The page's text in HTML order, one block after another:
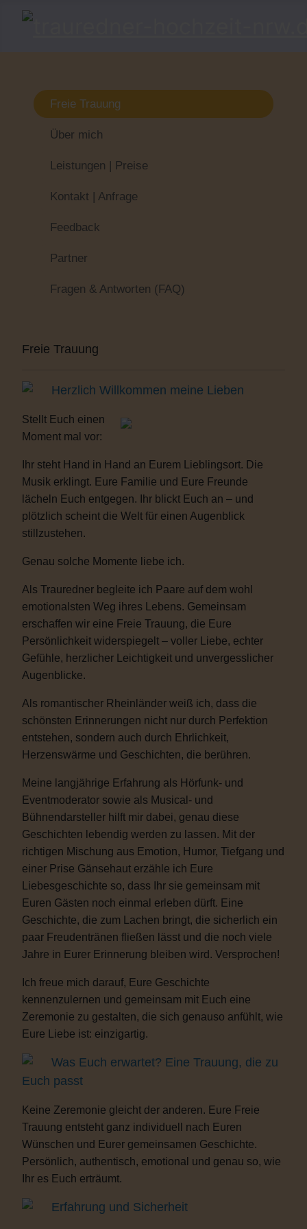
Freie Trauung
Über mich
Leistungen | Preise
Kontakt | Anfrage
Feedback
Partner
Fragen & Antworten (FAQ)
Freie Trauung
Herzlich Willkommen meine Lieben
Stellt Euch einen
Moment mal vor:
Ihr steht Hand in Hand an Eurem Lieblingsort. Die
Musik erklingt. Eure Familie und Eure Freunde
lächeln Euch entgegen. Ihr blickt Euch an – und
plötzlich scheint die Welt für einen Augenblick
stillzustehen.
Genau solche Momente liebe ich.
Als Trauredner begleite ich Paare auf dem wohl
emotionalsten Weg ihres Lebens. Gemeinsam
erschaffen wir eine Freie Trauung, die Eure
Persönlichkeit widerspiegelt – voller Liebe, echter
Gefühle, herzlicher Leichtigkeit und unvergesslicher
Augenblicke.
Als romantischer Rheinländer weiß ich, dass die
schönsten Erinnerungen nicht nur durch Perfektion
entstehen, sondern auch durch Ehrlichkeit,
Herzenswärme und Geschichten, die berühren.
Meine langjährige Erfahrung als Hörfunk- und
Eventmoderator sowie als Musical- und
Bühnendarsteller hilft mir dabei, genau diese
Geschichten lebendig werden zu lassen. Mit der
richtigen Mischung aus Emotion, Humor, Tiefgang und
einer Prise Gänsehaut erzähle ich Eure
Liebesgeschichte so, dass Ihr sie gemeinsam mit
Euren Gästen noch einmal erleben dürft. Eine
Geschichte, die zum Lachen bringt, die sicherlich ein
paar Freudentränen fließen lässt und die noch viele
Jahre in Eurer Erinnerung bleiben wird. Versprochen!
Ich freue mich darauf, Eure Geschichte
kennenzulernen und gemeinsam mit Euch eine
Zeremonie zu gestalten, die sich genauso anfühlt, wie
Eure Liebe ist: einzigartig.
Was Euch erwartet? Eine Trauung, die zu
Euch passt
Keine Zeremonie gleicht der anderen. Eure Freie
Trauung entsteht ganz individuell nach Euren
Wünschen und Eurer gemeinsamen Geschichte.
Persönlich, authentisch, emotional und genau so, wie
Ihr es Euch erträumt.
Erfahrung und Sicherheit